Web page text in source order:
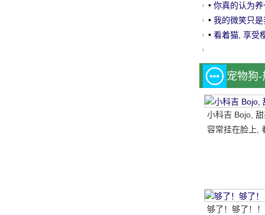
• 你真的认为
出现了!
• 我的微笑只
• 看着猫, 享受
宠物狗
小科吉 Bojo,
容常挂在脸上,
够了！够了！